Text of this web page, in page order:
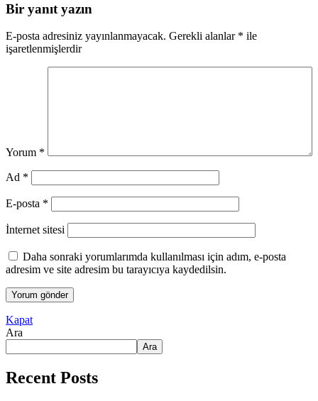
Bir yanıt yazın
E-posta adresiniz yayınlanmayacak. Gerekli alanlar * ile
işaretlenmişlerdir
Yorum *
Ad *
E-posta *
İnternet sitesi
Daha sonraki yorumlarımda kullanılması için adım, e-posta
adresim ve site adresim bu tarayıcıya kaydedilsin.
Kapat
Ara
Ara
Recent Posts